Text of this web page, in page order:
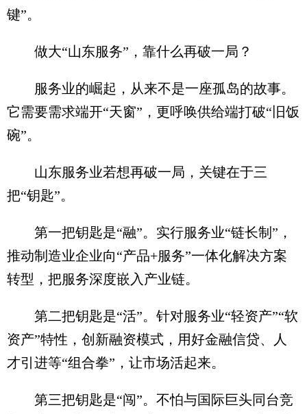
键”。
做大“山东服务”，靠什么再破一局？
服务业的崛起，从来不是一座孤岛的故事。
它需要需求端开“天窗”，更呼唤供给端打破“旧饭
碗”。
山东服务业若想再破一局，关键在于三
把“钥匙”。
第一把钥匙是“融”。实行服务业“链长制”，
推动制造业企业向“产品+服务”一体化解决方案
转型，把服务深度嵌入产业链。
第二把钥匙是“活”。针对服务业“轻资产”“软
资产”特性，创新融资模式，用好金融信贷、人
才引进等“组合拳”，让市场活起来。
第三把钥匙是“闯”。不怕与国际巨头同台竞